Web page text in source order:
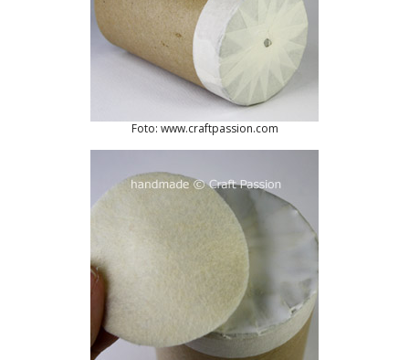
Foto: www.craftpassion.com